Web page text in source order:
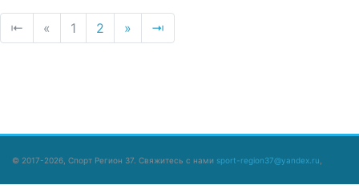
⇤ « 1 2 » ⇥
© 2017-2026, Спорт Регион 37. Свяжитесь с нами sport-region37@yandex.ru